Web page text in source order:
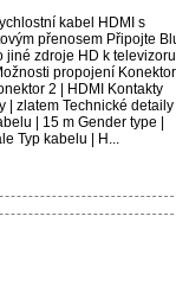
kabel HDMI s
přenosem Připojte
jiné zdroje HD k televizoru
propojení Konektor
2 | HDMI Kontakty
| zlatem Technické detaily
| 15 m Gender type |
Typ kabelu | H...